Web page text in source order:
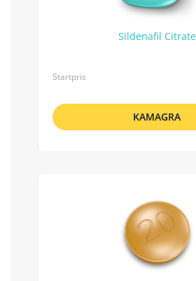
Sildenafil Citrate
Startpris
KAMAGRA